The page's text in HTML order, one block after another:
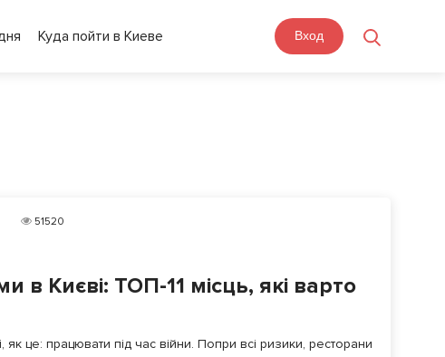
Куда пойти в Киеве Вход
51520
в Києві: ТОП-11 місць, які варто
як це: працювати під час війни. Попри всі ризики, ресторани